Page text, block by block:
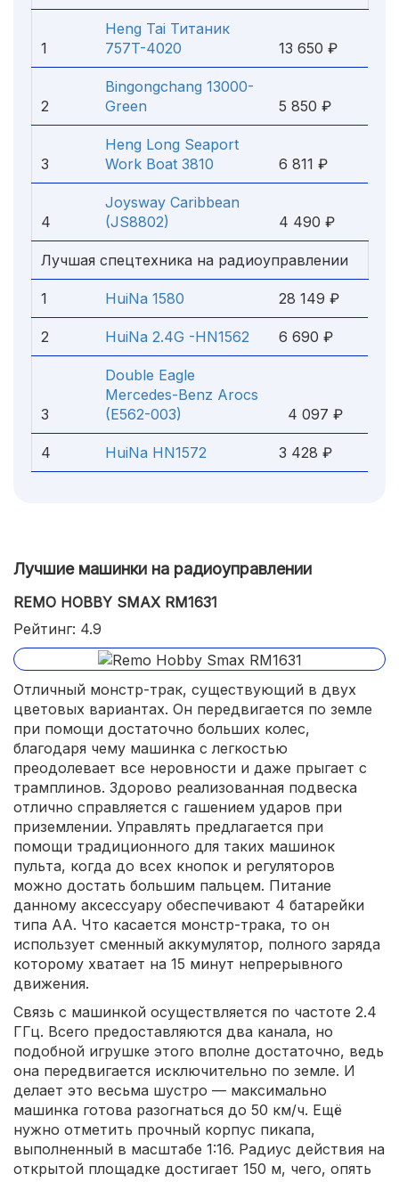
1
Heng Tai Титаник
757T-4020
13 650 ₽
2
Bingongchang 13000-
Green
5 850 ₽
3
Heng Long Seaport
Work Boat 3810
6 811 ₽
4
Joysway Caribbean
(JS8802)
4 490 ₽
Лучшая спецтехника на радиоуправлении
1 HuiNa 1580 28 149 ₽
2 HuiNa 2.4G -HN1562 6 690 ₽
3
Double Eagle
Mercedes-Benz Arocs
(E562-003)
4 097 ₽
4 HuiNa HN1572 3 428 ₽
Лучшие машинки на радиоуправлении
REMO HOBBY SMAX RM1631
Рейтинг: 4.9
Отличный монстр-трак, существующий в двух
цветовых вариантах. Он передвигается по земле
при помощи достаточно больших колес,
благодаря чему машинка с легкостью
преодолевает все неровности и даже прыгает с
трамплинов. Здорово реализованная подвеска
отлично справляется с гашением ударов при
приземлении. Управлять предлагается при
помощи традиционного для таких машинок
пульта, когда до всех кнопок и регуляторов
можно достать большим пальцем. Питание
данному аксессуару обеспечивают 4 батарейки
типа AA. Что касается монстр-трака, то он
использует сменный аккумулятор, полного заряда
которому хватает на 15 минут непрерывного
движения.
Связь с машинкой осуществляется по частоте 2.4
ГГц. Всего предоставляются два канала, но
подобной игрушке этого вполне достаточно, ведь
она передвигается исключительно по земле. И
делает это весьма шустро — максимально
машинка готова разогнаться до 50 км/ч. Ещё
нужно отметить прочный корпус пикапа,
выполненный в масштабе 1:16. Радиус действия на
открытой площадке достигает 150 м, чего, опять